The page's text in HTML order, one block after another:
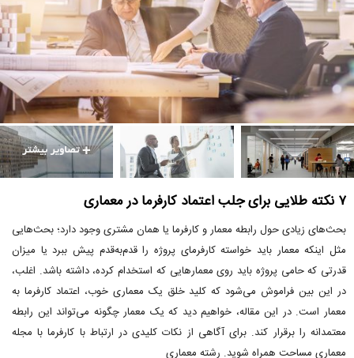
۷ نکته طلایی برای جلب اعتماد کارفرما در معماری
بحث‌های زیادی حول رابطه معمار و کارفرما یا همان مشتری وجود دارد؛ بحث‌هایی
مثل اینکه معمار باید خواسته کارفرمای پروژه را قدم‌به‌قدم پیش ببرد یا میزان
قدرتی که حامی پروژه باید روی معمارهایی که استخدام کرده، داشته باشد. اغلب،
در این بین فراموش می‌شود که کلید خلق یک معماری خوب، اعتماد کارفرما به
معمار است. در این مقاله، خواهیم دید که یک معمار چگونه می‌تواند این رابطه
معتمدانه را برقرار کند. برای آگاهی از نکات کلیدی در ارتباط با کارفرما با مجله
معماری مساحت همراه شوید. رشته معماری